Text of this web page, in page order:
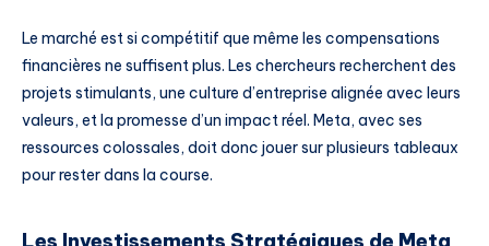
Le marché est si compétitif que même les compensations
financières ne suffisent plus. Les chercheurs recherchent des
projets stimulants, une culture d’entreprise alignée avec leurs
valeurs, et la promesse d’un impact réel. Meta, avec ses
ressources colossales, doit donc jouer sur plusieurs tableaux
pour rester dans la course.